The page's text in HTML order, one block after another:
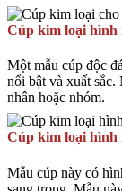
Cúp kim loại hình
Một mẫu cúp độc
nổi bật và xuất
nhân hoặc nhóm.
Cúp kim loại hình
Mẫu cúp này có